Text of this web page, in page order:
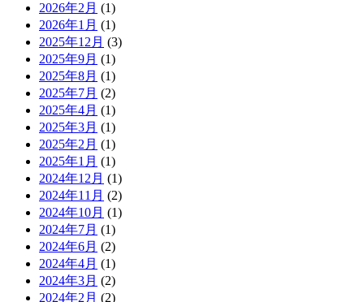
2026年2月 (1)
2026年1月 (1)
2025年12月 (3)
2025年9月 (1)
2025年8月 (1)
2025年7月 (2)
2025年4月 (1)
2025年3月 (1)
2025年2月 (1)
2025年1月 (1)
2024年12月 (1)
2024年11月 (2)
2024年10月 (1)
2024年7月 (1)
2024年6月 (2)
2024年4月 (1)
2024年3月 (2)
2024年2月 (2)